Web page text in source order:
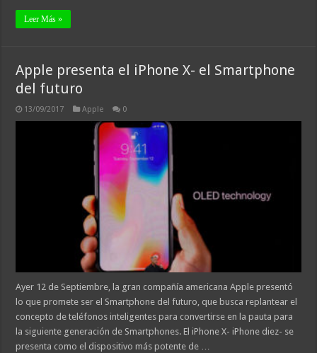
Leer Más »
Apple presenta el iPhone X- el Smartphone
del futuro
13/09/2017 Apple 0
Ayer 12 de Septiembre, la gran compañía americana Apple presentó
lo que promete ser el Smartphone del futuro, que busca replantear el
concepto de teléfonos inteligentes para convertirse en la pauta para
la siguiente generación de Smartphones. El iPhone X- iPhone diez- se
presenta como el dispositivo más potente de …